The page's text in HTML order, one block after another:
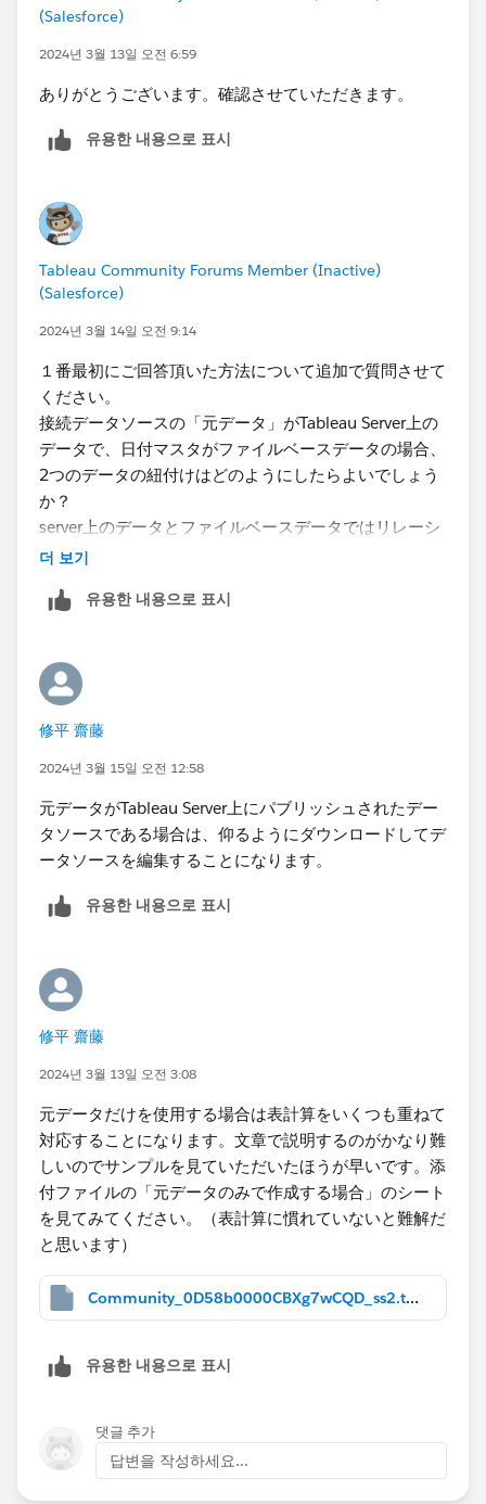
(Salesforce)
2024년 3월 13일 오전 6:59
ありがとうございます。確認させていただきます。
유용한 내용으로 표시
Tableau Community Forums Member (Inactive)
(Salesforce)
2024년 3월 14일 오전 9:14
１番最初にご回答頂いた方法について追加で質問させて
ください。
接続データソースの「元データ」がTableau Server上の
データで、日付マスタがファイルベースデータの場合、
2つのデータの紐付けはどのようにしたらよいでしょう
か？
server上のデータとファイルベースデータではリレーシ
ョンを組むことはできず、ブレンドでも対応できないか
server上のデータをダウンロードし作成するしかない認
何卒よろしくお願いいたします。
더 보기
유용한 내용으로 표시
修平 齋藤
2024년 3월 15일 오전 12:58
元データがTableau Server上にパブリッシュされたデー
タソースである場合は、仰るようにダウンロードしてデ
ータソースを編集することになります。
유용한 내용으로 표시
修平 齋藤
2024년 3월 13일 오전 3:08
元データだけを使用する場合は表計算をいくつも重ねて
対応することになります。文章で説明するのがかなり難
しいのでサンプルを見ていただいたほうが早いです。添
付ファイルの「元データのみで作成する場合」のシート
を見てみてください。（表計算に慣れていないと難解だ
と思います）
Community_0D58b0000CBXg7wCQD_ss2.twbx
유용한 내용으로 표시
댓글 추가
답변을 작성하세요...